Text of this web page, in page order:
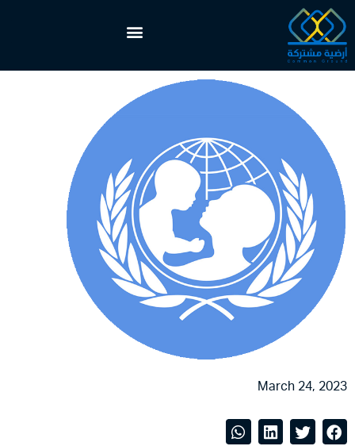
March 24, 2023